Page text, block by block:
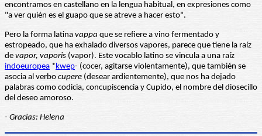
encontramos en castellano en la lengua habitual, en expresiones como
"a ver quién es el guapo que se atreve a hacer esto".
Pero la forma latina vappa que se refiere a vino fermentado y
estropeado, que ha exhalado diversos vapores, parece que tiene la raíz
de vapor, vaporis (vapor). Este vocablo latino se vincula a una raíz
indoeuropea *kwep- (cocer, agitarse violentamente), que también se
asocia al verbo cupere (desear ardientemente), que nos ha dejado
palabras como codicia, concupiscencia y Cupido, el nombre del diosecillo
del deseo amoroso.
- Gracias: Helena